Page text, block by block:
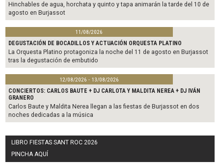
Hinchables de agua, horchata y quinto y tapa animarán la tarde del 10 de
agosto en Burjassot
11/08/2026
DEGUSTACIÓN DE BOCADILLOS Y ACTUACIÓN ORQUESTA PLATINO
La Orquesta Platino protagoniza la noche del 11 de agosto en Burjassot
tras la degustación de embutido
12/08/2026 - 13/08/2026
CONCIERTOS: CARLOS BAUTE + DJ CARLOTA Y MALDITA NEREA + DJ IVÁN
GRANERO
Carlos Baute y Maldita Nerea llegan a las fiestas de Burjassot en dos
noches dedicadas a la música
LIBRO FIESTAS SANT ROC 2026
PINCHA AQUÍ